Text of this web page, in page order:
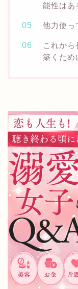
能性はあ
他力使っ
これか
築くため